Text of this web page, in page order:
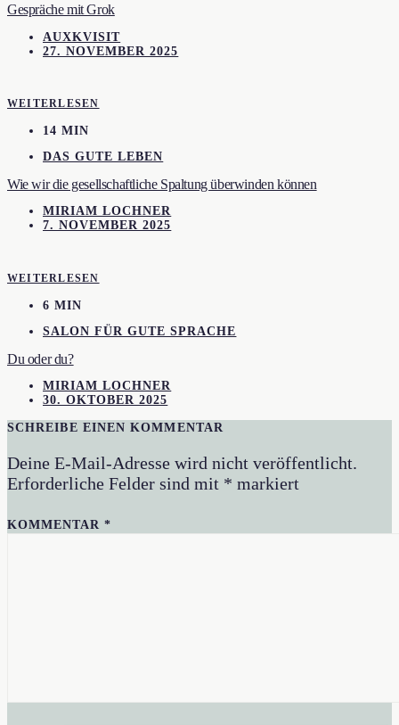
Gespräche mit Grok
AUXKVISIT
27. NOVEMBER 2025
WEITERLESEN
14 MIN
DAS GUTE LEBEN
Wie wir die gesellschaftliche Spaltung überwinden können
MIRIAM LOCHNER
7. NOVEMBER 2025
WEITERLESEN
6 MIN
SALON FÜR GUTE SPRACHE
Du oder du?
MIRIAM LOCHNER
30. OKTOBER 2025
SCHREIBE EINEN KOMMENTAR
Deine E-Mail-Adresse wird nicht veröffentlicht.
Erforderliche Felder sind mit * markiert
KOMMENTAR*